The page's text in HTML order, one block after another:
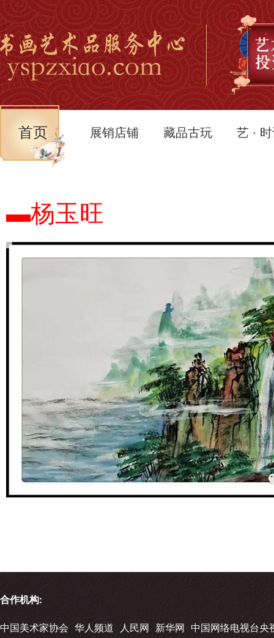
首页 展销店铺 藏品古玩 艺 ·
▬杨玉旺
合作机构:
中国美术家协会 华人频道 人民网 新华网 中国网络电视台央